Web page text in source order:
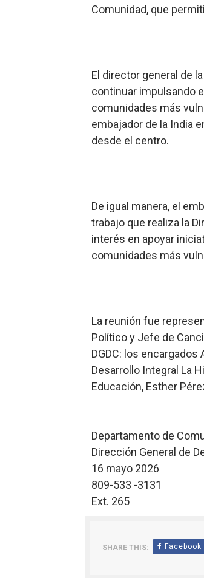
Comunidad, que
El director general de
continuar impulsando
comunidades más
embajador de la India
desde el centro.
De igual manera, el
trabajo que realiza la
interés en apoyar
comunidades más
La reunión fue
Político y Jefe de
DGDC: los encargados
Desarrollo Integral La
Educación, Esther
Departamento de
Dirección General de
16 mayo 2026
809-533 -3131
Ext. 265
SHARE THIS: Facebook